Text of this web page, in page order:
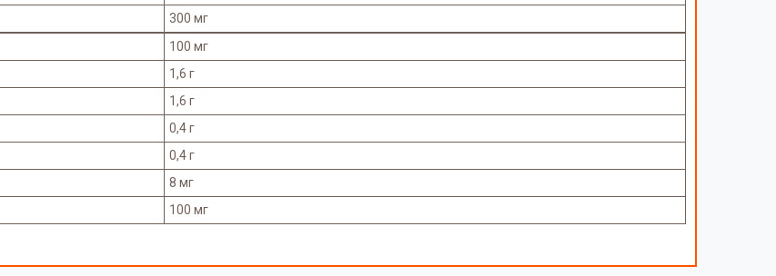
300 мг
100 мг
1,6 г
1,6 г
0,4 г
0,4 г
8 мг
100 мг